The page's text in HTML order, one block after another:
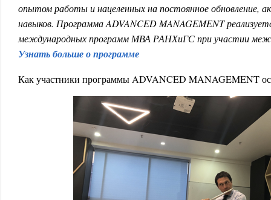
опытом работы и нацеленных на постоянное обновление,
навыков. Программа ADVANCED MANAGEMENT
международных программ МВА РАНХиГС при участии
Узнать больше о программе
Как участники программы ADVANCED MANAGEMENT